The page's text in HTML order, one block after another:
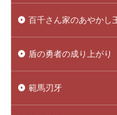
百千さん家のあやかし
盾の勇者の成り上がり
範馬刃牙